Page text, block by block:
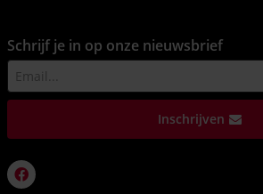
Schrijf je in op onze nieuwsbrief
Inschrijven